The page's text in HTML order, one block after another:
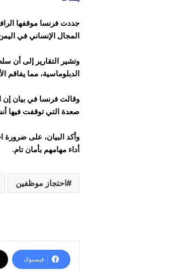
جددت فرنسا موقفها
المجال الإنساني في
وتشير التقارير إلى أن
الدبلوماسية، مما يفاقم
وقالت فرنسا في بيان إن
صعدة التي توقفت فيها
وأكد البيان، على ضرورة
أداء مهامهم بأمان تام.
احتجاز موظفين
فيسبوك